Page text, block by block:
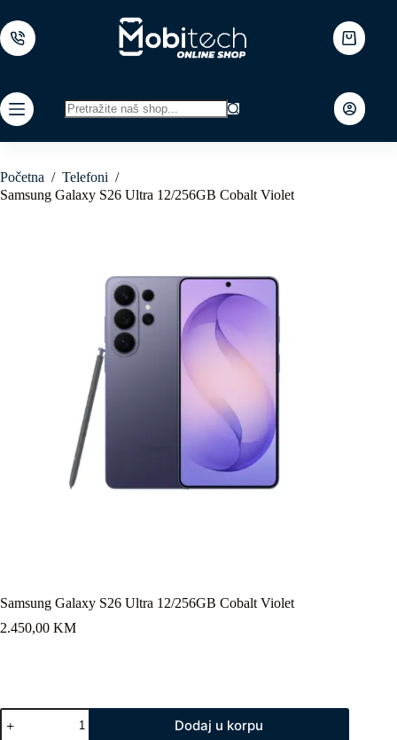
to
content
Shopping
cart
results
Početna / Telefoni /
Samsung Galaxy S26 Ultra 12/256GB Cobalt Violet
Samsung Galaxy S26 Ultra 12/256GB Cobalt Violet
2.450,00 KM
Samsung
Galaxy
Dodaj u korpu